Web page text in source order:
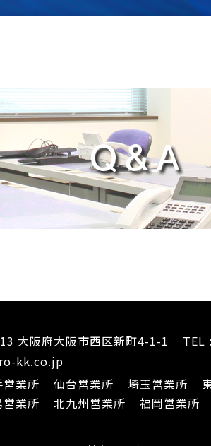
大阪府大阪市西区新町4-1-1 TEL
kk.co.jp
業所 仙台営業所 埼玉営業所
業所 北九州営業所 福岡営業所